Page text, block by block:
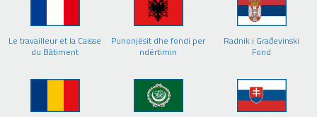
Le travailleur et la Caisse
du Bâtiment
Punonjësit dhe fondi per
ndërtimin
Radnik i Građevinski
Fond